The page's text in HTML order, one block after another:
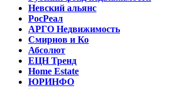
Невский альянс
РосРеал
АРГО Недвижимость
Смирнов и Ко
Абсолют
ЕЦН Тренд
Home Estate
ЮРИНФО